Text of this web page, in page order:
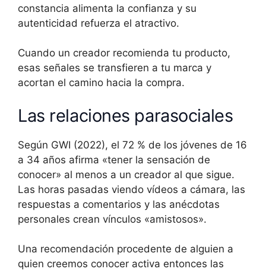
constancia alimenta la confianza y su
autenticidad refuerza el atractivo.
Cuando un creador recomienda tu producto,
esas señales se transfieren a tu marca y
acortan el camino hacia la compra.
Las relaciones parasociales
Según GWI (2022), el 72 % de los jóvenes de 16
a 34 años afirma «tener la sensación de
conocer» al menos a un creador al que sigue.
Las horas pasadas viendo vídeos a cámara, las
respuestas a comentarios y las anécdotas
personales crean vínculos «amistosos».
Una recomendación procedente de alguien a
quien creemos conocer activa entonces las